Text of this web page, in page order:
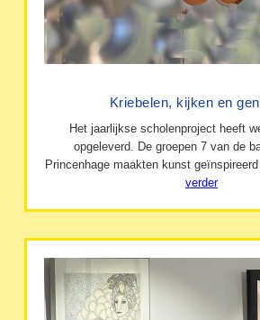
Kriebelen, kijken en
Het jaarlijkse scholenproject heeft
opgeleverd. De groepen 7 van de
Princenhage maakten kunst
verder